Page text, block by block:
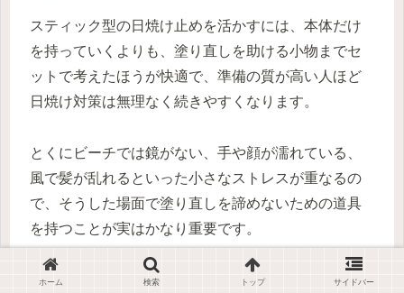
スティック型の日焼け止めを活かすには、本体だけ
を持っていくよりも、塗り直しを助ける小物までセ
ットで考えたほうが快適で、準備の質が高い人ほど
日焼け対策は無理なく続きやすくなります。
とくにビーチでは鏡がない、手や顔が濡れている、
風で髪が乱れるといった小さなストレスが重なるの
で、そうした場面で塗り直しを諦めないための道具
を持つことが実はかなり重要です。
小さめの鏡
ホーム 検索 トップ サイドバー